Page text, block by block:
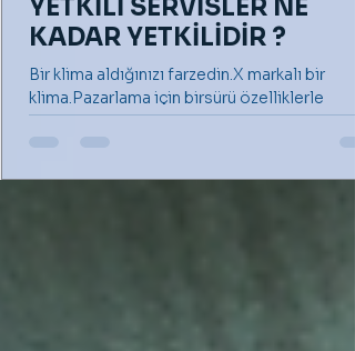
YETKİLİ SERVİSLER NE
KADAR YETKİLİDİR ?
Bir klima aldığınızı farzedin.X markalı bir
klima.Pazarlama için birsürü özelliklerle
donatılmış gibi reklamı yapılan ve sonunda